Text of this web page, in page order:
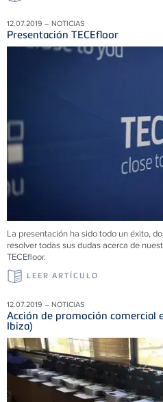
12.07.2019 – NOTICIAS
Presentación TECEfloor
La presentación ha sido todo un éxito,
resolver todas sus dudas acerca de
TECEfloor.
LEER ARTÍCULO
12.07.2019 – NOTICIAS
Acción de promoción comercial
Ibiza)